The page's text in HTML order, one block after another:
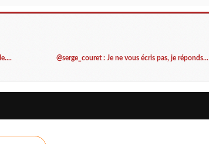
@serge_couret : Je ne vous écris pas, je réponds...